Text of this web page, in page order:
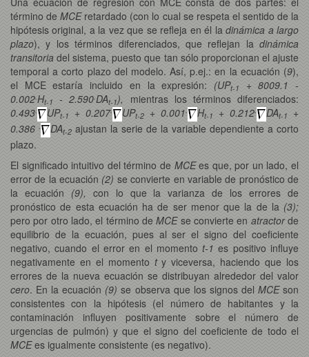
término deMCEretardado (con lo cual se respeta el sentido de la
hipótesis original, a la vez que se refleja en él ladinámica a largo
plazo), y los términos diferenciados, que reflejan la dinámica
transitoria del sistema, puesto que tan sólo proporcionan el ajuste
temporal a corto plazo del modelo. Así, p.ej.: en la ecuación (9),
el MCE estaría incluido en la expresión: (UPt-1
+ 8009.1 -
0.002Ht-1 - 2.590DAt-1), mientras los términos diferenciados:
0.493
UPt-1 + 0.207. UPt-2 + 0.001 . Ht-1 + 0.212. DAt-1
+
0.386 . DAt-2 ajustan la serie de la variable dependiente a corto
plazo.
El significado intuitivo del término de MCEes que, por un lado, el
error de la ecuación (2) se convierte en variable de pronóstico de
la ecuación (9), con lo que la varianza de los errores de
pronóstico de esta ecuación ha de ser menor que la de la (3);
pero por otro lado, el término deMCEse convierte en atractorde
equilibrio de la ecuación, pues al ser el signo del coeficiente
negativo, cuando el error en el momentot-1 es positivo influye
negativamente en el momento ty viceversa, haciendo que los
errores de la nueva ecuación se distribuyan alrededor del valor
cero. En la ecuación (9) se observa que los signos del MCEson
consistentes con la hipótesis (el número de habitantes y la
contaminación influyen positivamente sobre el número de
urgencias de pulmón) y que el signo del coeficiente de todo el
MCEes igualmente consistente (es negativo).